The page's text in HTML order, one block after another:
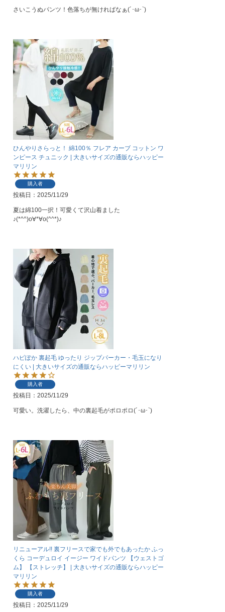
さいこうぬパンツ！色落ちが無ければなぁ(´･ω･`)
ひんやりさらっと！ 綿100％ フレア カーブ コットン ワ
ンピース チュニック | 大きいサイズの通販ならハッピー
マリリン
購入者
投稿日 2025/11/29
夏は綿100一択！可愛くて沢山着ました
♪(*^^)o∀*∀o(^^*)♪
ハピぽか 裏起毛 ゆったり ジップパーカー・毛玉になり
にくい | 大きいサイズの通販ならハッピーマリリン
購入者
投稿日 2025/11/29
可愛い。洗濯したら、中の裏起毛がポロポロ(´･ω･`)
リニューアル!! 裏フリースで家でも外でもあったか ふっ
くら コーデュロイ イージー ワイドパンツ 【ウェストゴ
ム】 【ストレッチ】 | 大きいサイズの通販ならハッピー
マリリン
購入者
投稿日 2025/11/29